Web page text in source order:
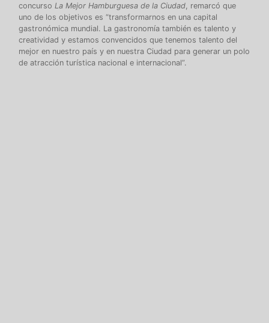
concurso La Mejor Hamburguesa de la Ciudad , remarcó que
uno de los objetivos es “transformarnos en una capital
gastronómica mundial. La gastronomía también es talento y
creatividad y estamos convencidos que tenemos talento del
mejor en nuestro país y en nuestra Ciudad para generar un polo
de atracción turística nacional e internacional”.